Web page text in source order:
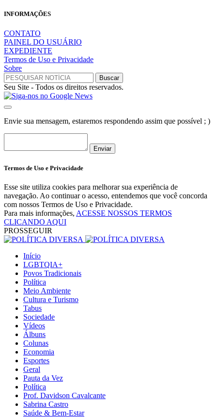
INFORMAÇÕES
CONTATO
PAINEL DO USUÁRIO
EXPEDIENTE
Termos de Uso e Privacidade
Sobre
Seu Site - Todos os direitos reservados.
Envie sua mensagem, estaremos respondendo assim que possível ; )
Enviar
Termos de Uso e Privacidade
Esse site utiliza cookies para melhorar sua experiência de
navegação. Ao continuar o acesso, entendemos que você concorda
com nossos Termos de Uso e Privacidade.
Para mais informações, ACESSE NOSSOS TERMOS
CLICANDO AQUI
PROSSEGUIR
Início
LGBTQIA+
Povos Tradicionais
Política
Meio Ambiente
Cultura e Turismo
Tabus
Sociedade
Vídeos
Álbuns
Colunas
Economia
Esportes
Geral
Pauta da Vez
Política
Prof. Davidson Cavalcante
Sabrina Castro
Saúde & Bem-Estar